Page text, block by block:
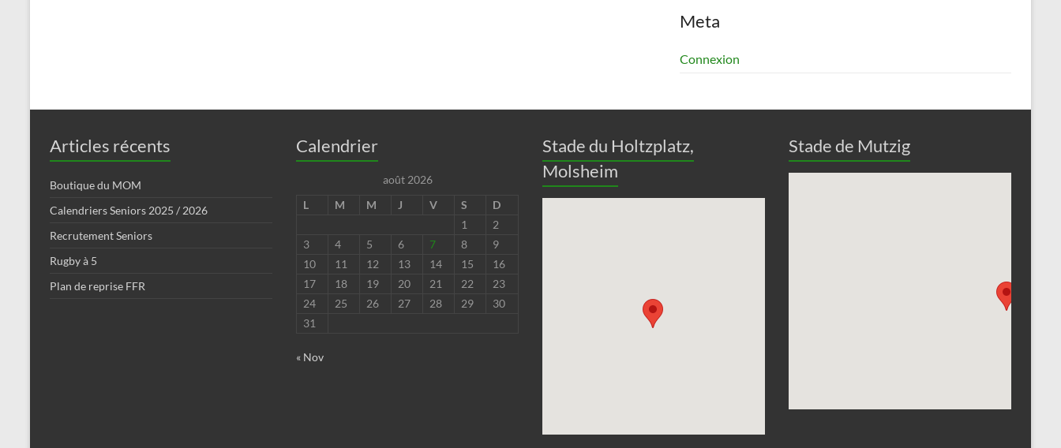
Meta
Connexion
Articles récents
Boutique du MOM
Calendriers Seniors 2025 / 2026
Recrutement Seniors
Rugby à 5
Plan de reprise FFR
Calendrier
août 2026
L
M M J V S
D
1
2
3
4 5 6 7 8
9
10
11 12 13 14 15
16
17
18 19 20 21 22
23
24
25 26 27 28 29
30
31
« Nov
Stade du Holtzplatz,
Molsheim
Stade de Mutzig